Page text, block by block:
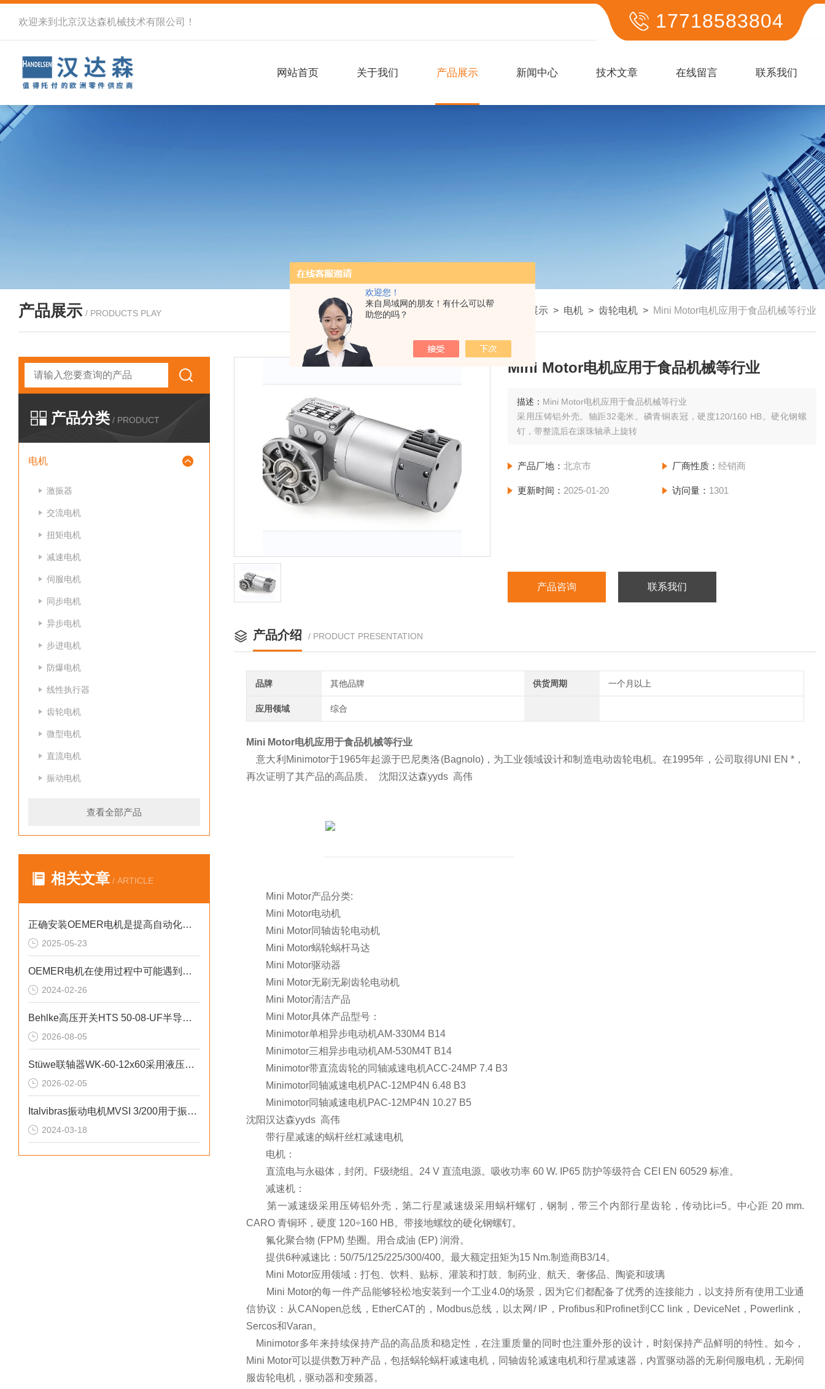
欢迎您！
来自局域网的朋友！有什么可以帮
助您的吗？
欢迎来到北京汉达森机械技术有限公司！ 17718583804
网站首页 关于我们 产品展示 新闻中心 技术文章 在线留言 联系我们
产品展示 / PRODUCTS PLAY 我的位置：首页 产品展示 > 电机 > 齿轮电机 > Mini Motor电机应用于食品机械等行业
产品分类 / PRODUCT
电机
激振器
交流电机
扭矩电机
减速电机
伺服电机
同步电机
异步电机
步进电机
防爆电机
线性执行器
齿轮电机
微型电机
直流电机
振动电机
查看全部产品
相关文章 / ARTICLE
正确安装OEMER电机是提高自动化系统工作效率的关键
2025-05-23
OEMER电机在使用过程中可能遇到的故障相应解决方法分享
2024-02-26
Behlke高压开关HTS 50‑08‑UF半导体与元器件脉冲测试
2026-08-05
Stüwe联轴器WK-60-12x60采用液压胀紧无键锁紧技术
2026-02-05
Italvibras振动电机MVSI 3/200用于振动成型
2024-03-18
Mini Motor电机应用于食品机械等行业
描述： Mini Motor电机应用于食品机械等行业
采用压铸铝外壳。轴距32毫米。磷青铜表冠，硬度120/160 HB。硬化钢螺
钉，带整流后在滚珠轴承上旋转
产品厂地：北京市 厂商性质： 经销商
更新时间： 2025-01-20 访问量： 1301
产品咨询 联系我们
产品介绍 / PRODUCT PRESENTATION
品牌 其他品牌 供货周期 一个月以上
应用领域 综合
Mini Motor电机应用于食品机械等行业
意大利Minimotor于1965年起源于巴尼奥洛(Bagnolo)，为工业领域设计和制造电动齿轮电机。在1995年，公司取得UNI EN *，
再次证明了其产品的高品质。 沈阳汉达森yyds 高伟
Mini Motor产品分类:
Mini Motor电动机
Mini Motor同轴齿轮电动机
Mini Motor蜗轮蜗杆马达
Mini Motor驱动器
Mini Motor无刷无刷齿轮电动机
Mini Motor清洁产品
Mini Motor具体产品型号：
Minimotor单相异步电动机AM-330M4 B14
Minimotor三相异步电动机AM-530M4T B14
Minimotor带直流齿轮的同轴减速电机ACC-24MP 7.4 B3
Minimotor同轴减速电机PAC-12MP4N 6.48 B3
Minimotor同轴减速电机PAC-12MP4N 10.27 B5
沈阳汉达森yyds 高伟
带行星减速的蜗杆丝杠减速电机
电机：
直流电与永磁体，封闭。F级绕组。24 V 直流电源。吸收功率 60 W. IP65 防护等级符合 CEI EN 60529 标准。
减速机：
第一减速级采用压铸铝外壳，第二行星减速级采用蜗杆螺钉，钢制，带三个内部行星齿轮，传动比i=5。中心距 20 mm.
CARO 青铜环，硬度 120÷160 HB。带接地螺纹的硬化钢螺钉。
氟化聚合物 (FPM) 垫圈。用合成油 (EP) 润滑。
提供6种减速比：50/75/125/225/300/400。最大额定扭矩为15 Nm.制造商B3/14。
Mini Motor应用领域：打包、饮料、贴标、灌装和打鼓、制药业、航天、奢侈品、陶瓷和玻璃
Mini Motor的每一件产品能够轻松地安装到一个工业4.0的场景，因为它们都配备了优秀的连接能力，以支持所有使用工业通
信协议：从CANopen总线，EtherCAT的，Modbus总线，以太网/ IP，Profibus和Profinet到CC link，DeviceNet，Powerlink，
Sercos和Varan。
Minimotor多年来持续保持产品的高品质和稳定性，在注重质量的同时也注重外形的设计，时刻保持产品鲜明的特性。如今，
Mini Motor可以提供数万种产品，包括蜗轮蜗杆减速电机，同轴齿轮减速电机和行星减速器，内置驱动器的无刷伺服电机，无刷伺
服齿轮电机，驱动器和变频器。